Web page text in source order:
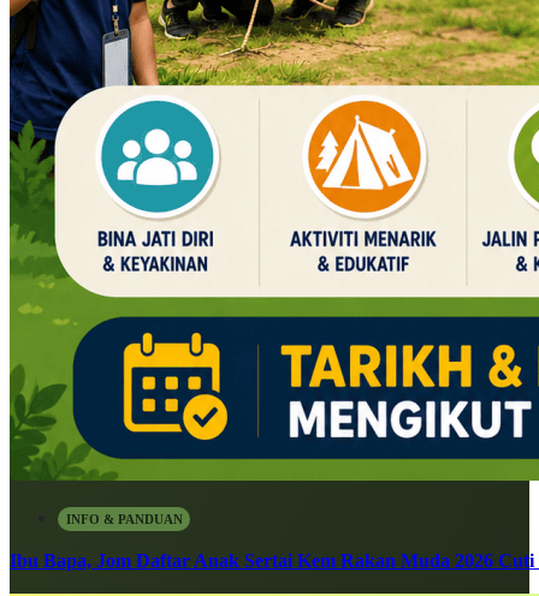
INFO & PANDUAN
Ibu Bapa, Jom Daftar Anak Sertai Kem Rakan Muda 2026